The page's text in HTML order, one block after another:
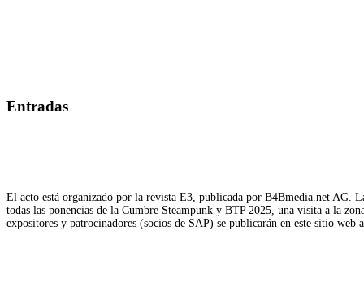
Entradas
El acto está organizado por la revista E3, publicada por B4Bmedia.net AG.
todas las ponencias de la Cumbre Steampunk y BTP 2025, una visita a la
expositores y patrocinadores (socios de SAP) se publicarán en este sitio web